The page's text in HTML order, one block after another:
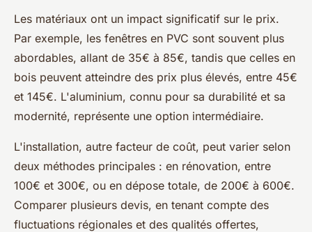
Les matériaux ont un impact significatif sur le prix.
Par exemple, les fenêtres en PVC sont souvent plus
abordables, allant de 35€ à 85€, tandis que celles en
bois peuvent atteindre des prix plus élevés, entre 45€
et 145€. L'aluminium, connu pour sa durabilité et sa
modernité, représente une option intermédiaire.
L'installation, autre facteur de coût, peut varier selon
deux méthodes principales : en rénovation, entre
100€ et 300€, ou en dépose totale, de 200€ à 600€.
Comparer plusieurs devis, en tenant compte des
fluctuations régionales et des qualités offertes,